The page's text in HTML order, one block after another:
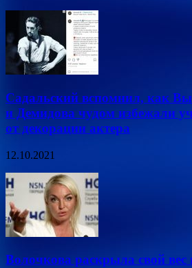
Садальский вспомнил, как
и Демидова чудом избежали
от декорации актера
12.10.2021
Волочкова раскрыла свой вес